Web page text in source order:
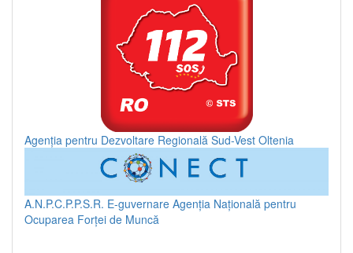
Agenția pentru Dezvoltare Regională Sud-Vest Oltenia
A.N.P.C.P.P.S.R. E-guvernare Agenția Națională pentru
Ocuparea Forței de Muncă